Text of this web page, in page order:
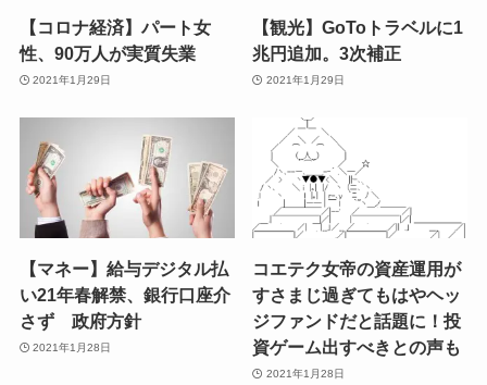
【コロナ経済】パート女
性、90万人が実質失業
2021年1月29日
【観光】GoToトラベルに1
兆円追加。3次補正
2021年1月29日
【マネー】給与デジタル払
い21年春解禁、銀行口座介
さず 政府方針
2021年1月28日
コエテク女帝の資産運用が
すさまじ過ぎてもはやヘッ
ジファンドだと話題に！投
資ゲーム出すべきとの声も
2021年1月28日